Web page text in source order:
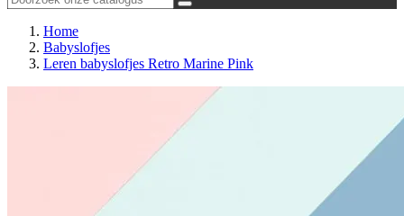
Home
Babyslofjes
Leren babyslofjes Retro Marine Pink